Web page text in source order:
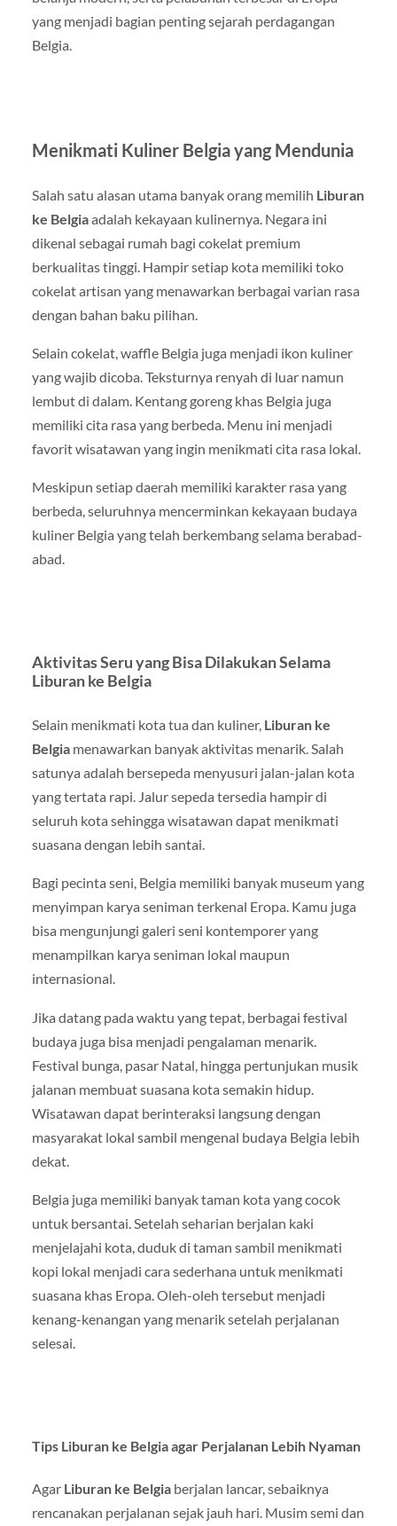
yang menjadi bagian penting sejarah perdagangan
Belgia.
Menikmati Kuliner Belgia yang Mendunia
Salah satu alasan utama banyak orang memilih Liburan
ke Belgiaadalah kekayaan kulinernya. Negara ini
dikenal sebagai rumah bagi cokelat premium
berkualitas tinggi. Hampir setiap kota memiliki toko
cokelat artisan yang menawarkan berbagai varian rasa
dengan bahan baku pilihan.
Selain cokelat, waffle Belgia juga menjadi ikon kuliner
yang wajib dicoba. Teksturnya renyah di luar namun
lembut di dalam. Kentang goreng khas Belgia juga
memiliki cita rasa yang berbeda. Menu ini menjadi
favorit wisatawan yang ingin menikmati cita rasa lokal.
Meskipun setiap daerah memiliki karakter rasa yang
berbeda, seluruhnya mencerminkan kekayaan budaya
kuliner Belgia yang telah berkembang selama berabad-
abad.
Aktivitas Seru yang Bisa Dilakukan Selama
Liburan ke Belgia
Selain menikmati kota tua dan kuliner, Liburan ke
Belgiamenawarkan banyak aktivitas menarik. Salah
satunya adalah bersepeda menyusuri jalan-jalan kota
yang tertata rapi. Jalur sepeda tersedia hampir di
seluruh kota sehingga wisatawan dapat menikmati
suasana dengan lebih santai.
Bagi pecinta seni, Belgia memiliki banyak museum yang
menyimpan karya seniman terkenal Eropa. Kamu juga
bisa mengunjungi galeri seni kontemporer yang
menampilkan karya seniman lokal maupun
internasional.
Jika datang pada waktu yang tepat, berbagai festival
budaya juga bisa menjadi pengalaman menarik.
Festival bunga, pasar Natal, hingga pertunjukan musik
jalanan membuat suasana kota semakin hidup.
Wisatawan dapat berinteraksi langsung dengan
masyarakat lokal sambil mengenal budaya Belgia lebih
dekat.
Belgia juga memiliki banyak taman kota yang cocok
untuk bersantai. Setelah seharian berjalan kaki
menjelajahi kota, duduk di taman sambil menikmati
kopi lokal menjadi cara sederhana untuk menikmati
suasana khas Eropa. Oleh-oleh tersebut menjadi
kenang-kenangan yang menarik setelah perjalanan
selesai.
Tips Liburan ke Belgia agar Perjalanan Lebih Nyaman
Agar Liburan ke Belgiaberjalan lancar, sebaiknya
rencanakan perjalanan sejak jauh hari. Musim semi dan